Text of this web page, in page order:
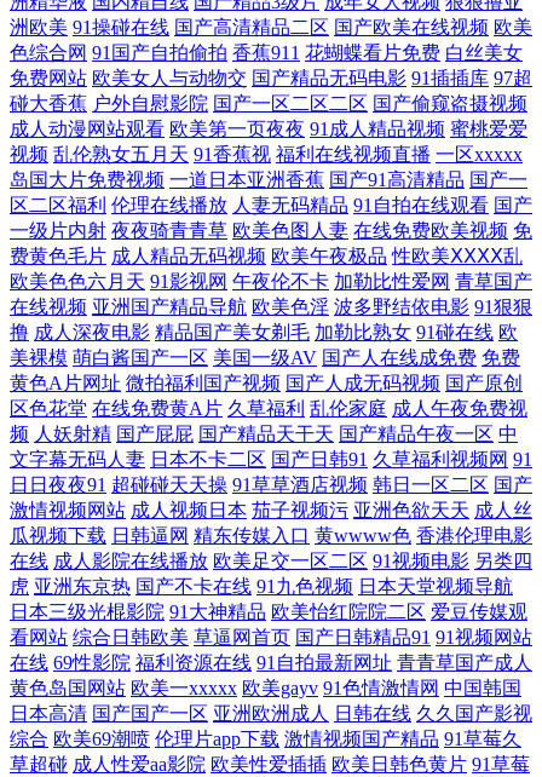
3中文字幕 色六月婷婷亚洲婷婷六月 国产91福利99在线 深夜福利导航在线
国产91大片精 丝袜制服第一页 国产高清在线播 深夜影院日本a 国产91美
女视频 三级在线观看成人 豆花视频91在线 日韩视频男人的天堂 电影在线
观 日韩好片一区二 电影和电视剧资源库 日韩欧美午夜电影 大香蕉久久伊
人网 变态另类欧美大码日韩 人妖性爱大片 超碰久久夜夜 日本限制级在线
陈飞宇庄达菲情侣写真 日屄导航 成人伊人电影 日韩成人网站 丁香花电影
高 日韩午夜视 成人五月花 日韩美淫色 单机游戏 日韩第9页 成人最新在线
日韩新片网 二区三区在线观看 日韩有码网站 豆花社区 日韩无码波多 成人
国产精品免费视频 日韩专区一区二区 国产va在线视频 涩涩爱在线 高清在
线观看免费播放电视剧 神马网电影网在线观看 国产精品+免费 偷拍桃花日
韩 国产精品成人观看视频免费 五月天狼友 国内秘果久久 在线观看人成网
站深夜 另类专区欧美日韩国产 中文字幕在线观看一区 蜜臀网站91 最好看
的hd高清电 男人在天堂a视频 91福利版 欧美精品一 91骚碰在线观看 欧美
洲欧美 91操碰在线 国产高清精品二区 国产欧美在线视频 欧美
色综合网 91国产自拍偷拍 香蕉911 花蝴蝶看片免费 白丝美女
免费网站 欧美女人与动物交 国产精品无码电影 91插插库 97超
碰大香蕉 户外自慰影院 国产一区二区二区 国产偷窥盗摄视频
成人动漫网站观看 欧美第一页夜夜 91成人精品视频 蜜桃爱爱
视频 乱伦熟女五月天 91香蕉视 福利在线视频直播 一区xxxxx
岛国大片免费视频 一道日本亚洲香蕉 国产91高清精品 国产一
区二区福利 伦理在线播放 人妻无码精品 91自拍在线观看 国产
一级片内射 夜夜骑青青草 欧美色图人妻 在线免费欧美视频 免
费黄色毛片 成人精品无码视频 欧美午夜极品 性欧美ⅩⅩⅩⅩ乱
欧美色色六月天 91影视网 午夜伦不卡 加勒比性爱网 青草国产
在线视频 亚洲国产精品导航 欧美色淫 波多野结依电影 91狠狠
撸 成人深夜电影 精品国产美女剃毛 加勒比熟女 91碰在线 欧
美裸模 萌白酱国产一区 美国一级AV 国产人在线成免费 免费
黄色A片网址 微拍福利国产视频 国产人成无码视频 国产原创
区色花堂 在线免费黄A片 久草福利 乱伦家庭 成人午夜免费视
频 人妖射精 国产屁屁 国产精品天干天 国产精品午夜一区 中
文字幕无码人妻 日本不卡二区 国产日韩91 久草福利视频网 91
日日夜夜91 超碰碰天天操 91草草酒店视频 韩日一区二区 国产
激情视频网站 成人视频日本 茄子视频污 亚洲色欲天天 成人丝
瓜视频下载 日韩逼网 精东传媒入口 黄wwww色 香港伦理电影
在线 成人影院在线播放 欧美足交一区二区 91视频电影 另类四
虎 亚洲东京热 国产不卡在线 91九色视频 日本天堂视频导航
日本三级光棍影院 91大神精品 欧美怡红院院二区 爱豆传媒观
看网站 综合日韩欧美 草逼网首页 国产日韩精品91 91视频网站
在线 69性影院 福利资源在线 91自拍最新网址 青青草国产成人
黄色岛国网站 欧美一xxxxx 欧美gayv 91色情激情网 中国韩国
日本高清 国产国产一区 亚洲欧洲成人 日韩在线 久久国产影视
综合 欧美69潮喷 伦理片app下载 激情视频国产精品 91草莓久
草超碰 成人性爱aa影院 欧美性爱插插 欧美日韩色黄片 91草莓